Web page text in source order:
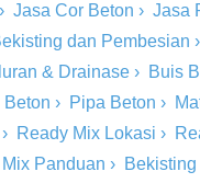
› Jasa Cor Beton › Jasa
dan Pembesian ›
& Drainase › Buis
Beton › Pipa Beton ›
› Ready Mix Lokasi ›
Panduan › Bekisting